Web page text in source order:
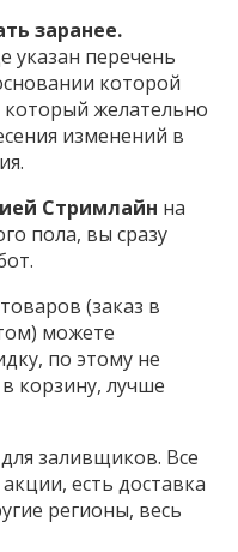
заранее.
указан перечень
которой
который желательно
изменений в
Стримлайн на
пола, вы сразу
(заказ в
можете
по этому не
корзину, лучше
заливщиков. Все
есть доставка
регионы, весь